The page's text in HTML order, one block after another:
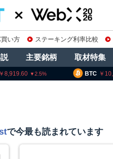
買い方 ステーキング利率比較
主要銘柄 取材特集
BTC 10,250,682
で今最も読まれています